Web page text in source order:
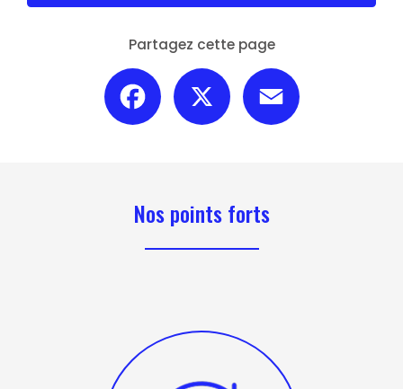
Partagez cette page
Facebook
Nos points forts